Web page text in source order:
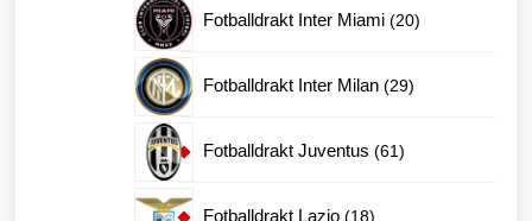
Fotballdrakt Inter Miami 2020
Fotballdrakt Inter Milan 2929
Fotballdrakt Juventus 6161
Fotballdrakt Lazio 1818